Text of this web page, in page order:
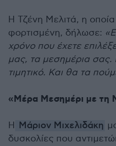
Η Τζένη Μελιτά, η
φορτισμένη, δήλωσε:
χρόνο που έχετε
μας, τα μεσημέρια σας.
τιμητικό. Και θα τα
«Μέρα Μεσημέρι με τη
Η Μάριον Μιχελιδάκη
δυσκολίες που